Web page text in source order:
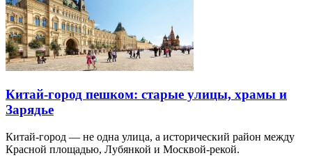
Китай-город пешком: старые улицы, храмы и
Зарядье
Китай-город — не одна улица, а исторический район между
Красной площадью, Лубянкой и Москвой-рекой.